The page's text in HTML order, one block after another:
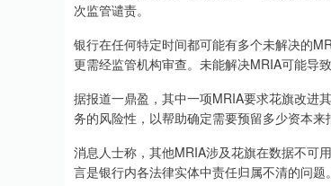
次监管谴责。
银行在任何特定时间都可能有多个未解决的
更需经监管机构审查。未能解决MRIA可能导
据报道一鼎盈，其中一项MRIA要求花旗改进
务的风险性，以帮助确定需要预留多少资本来
消息人士称，其他MRIA涉及花旗在数据不可
言是银行内各法律实体中责任归属不清的问题。